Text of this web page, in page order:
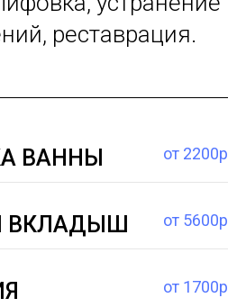
реставрация.
ВАННЫ от 2200р
ВКЛАДЫШ от 5600р
от 1700р